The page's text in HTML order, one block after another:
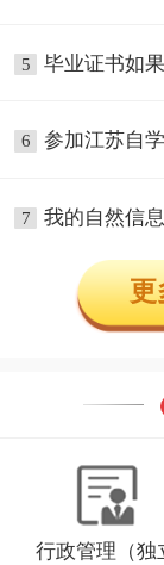
5 毕业证书如
6 参加江苏自
7 我的自然信
更
行政管理（独